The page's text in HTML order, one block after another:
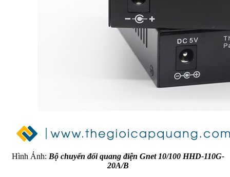
Hình Ảnh: Bộ chuyển đổi quang điện Gnet 10/100 HHD-110G-
20A/B